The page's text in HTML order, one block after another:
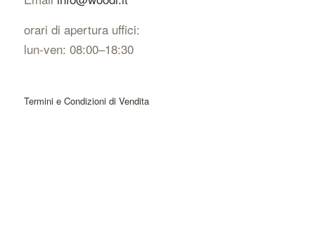
orari di apertura uffici:
lun-ven: 08:00–18:30
Termini e Condizioni di Vendita